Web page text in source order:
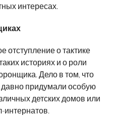
интересах.
отступление о тактике
историях и о роли
Дело в том, что
придумали особую
детских домов или